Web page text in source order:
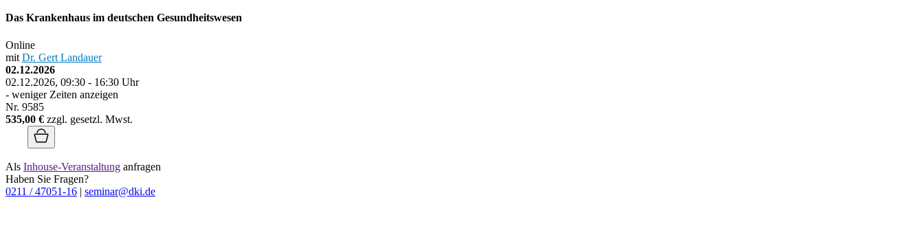
Das Krankenhaus im deutschen Gesundheitswesen
Online
mit Dr. Gert Landauer
02.12.2026
02.12.2026, 09:30 - 16:30 Uhr
- weniger Zeiten anzeigen
Nr. 9585
535,00 € zzgl. gesetzl. Mwst.
Als Inhouse-Veranstaltung anfragen
Haben Sie Fragen?
0211 / 47051-16 | seminar@dki.de